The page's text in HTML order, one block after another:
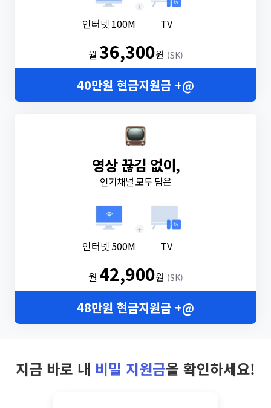
인터넷 100M
+
TV
월36,300원 (SK)
40만원 현금지원금 +@
영상 끊김 없이,
인기채널 모두 담은
인터넷 500M
+
TV
월 42,900원 (SK)
48만원 현금지원금 +@
지금 바로 내 비밀 지원금을 확인하세요!